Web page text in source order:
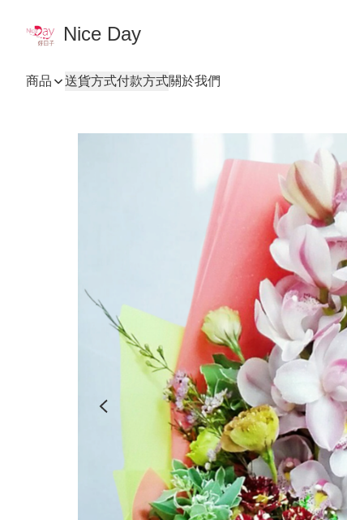
Nice Day
商品 送貨方式付款方式關於我們